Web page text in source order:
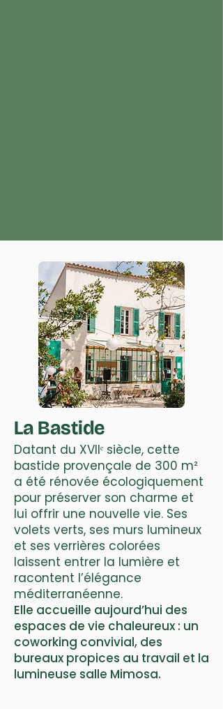
La Bastide
Datant du XVIIᵉ siècle, cette
bastide provençale de 300 m²
a été rénovée écologiquement
pour préserver son charme et
lui offrir une nouvelle vie. Ses
volets verts, ses murs lumineux
et ses verrières colorées
laissent entrer la lumière et
racontent l’élégance
méditerranéenne.
Elle accueille aujourd’hui des
espaces de vie chaleureux : un
coworking convivial, des
bureaux propices au travail et la
lumineuse salle Mimosa.